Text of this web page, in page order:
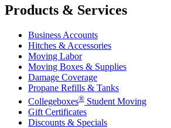
Products & Services
Business Accounts
Hitches & Accessories
Moving Labor
Moving Boxes & Supplies
Damage Coverage
Propane Refills & Tanks
Collegeboxes® Student Moving
Gift Certificates
Discounts & Specials